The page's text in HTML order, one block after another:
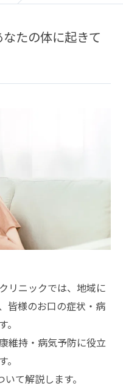
たの体に起きて
リニックでは、地域に
皆様のお口の症状・病
。
維持・病気予防に役立
。
て解説します。